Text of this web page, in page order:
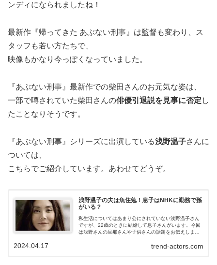
ンディになられましたね！
最新作『帰ってきた あぶない刑事』は監督も変わり、ス
タッフも若い方たちで、
映像もかなり今っぽくなっていました。
『あぶない刑事』最新作での柴田さんのお元気な姿は、
一部で噂されていた柴田さんの俳優引退説を見事に否定 し
たことなりそうです。
『あぶない刑事』シリーズに出演している浅野温子さんに
ついては、
こちらでご紹介しています。あわせてどうぞ。
浅野温子の夫は魚住勉！息子はNHKに勤務で孫
がいる？
私生活についてはあまり公にされていない浅野温子さん
ですが、22歳のときに結婚して息子さんがいます。今回
は浅野さんの旦那さんや子供さんの話題をお伝えしま
trend-actors.com
2024.04.17